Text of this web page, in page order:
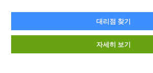
대리점 찾기
자세히 보기